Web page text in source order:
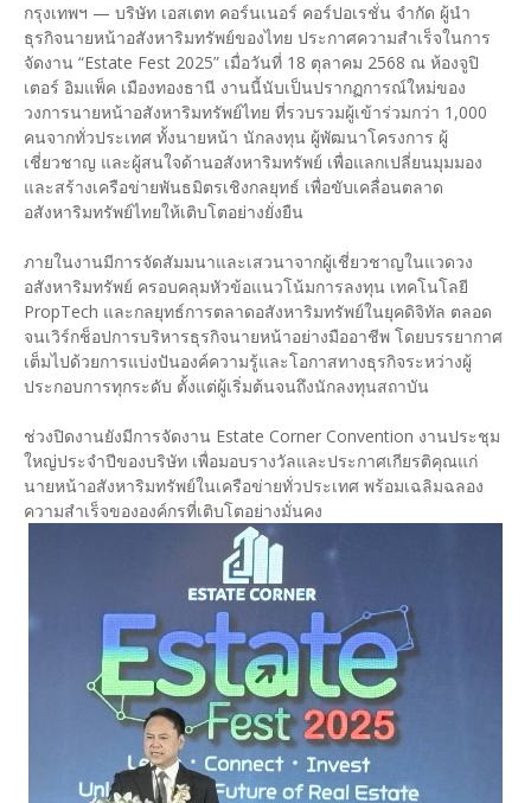
กรุงเทพฯ — บริษัท เอสเตท คอร์นเนอร์ คอร์ปอเรชั่น จำกัด ผู้นำ
ธุรกิจนายหน้าอสังหาริมทรัพย์ของไทย ประกาศความสำเร็จในการ
จัดงาน “Estate Fest 2025” เมื่อวันที่ 18 ตุลาคม 2568 ณ ห้องจูปิ
เตอร์ อิมแพ็ค เมืองทองธานี งานนี้นับเป็นปรากฏการณ์ใหม่ของ
วงการนายหน้าอสังหาริมทรัพย์ไทย ที่รวบรวมผู้เข้าร่วมกว่า 1,000
คนจากทั่วประเทศ ทั้งนายหน้า นักลงทุน ผู้พัฒนาโครงการ ผู้
เชี่ยวชาญ และผู้สนใจด้านอสังหาริมทรัพย์ เพื่อแลกเปลี่ยนมุมมอง
และสร้างเครือข่ายพันธมิตรเชิงกลยุทธ์ เพื่อขับเคลื่อนตลาด
อสังหาริมทรัพย์ไทยให้เติบโตอย่างยั่งยืน
ภายในงานมีการจัดสัมมนาและเสวนาจากผู้เชี่ยวชาญในแวดวง
อสังหาริมทรัพย์ ครอบคลุมหัวข้อแนวโน้มการลงทุน เทคโนโลยี
PropTech และกลยุทธ์การตลาดอสังหาริมทรัพย์ในยุคดิจิทัล ตลอด
จนเวิร์กช็อปการบริหารธุรกิจนายหน้าอย่างมืออาชีพ โดยบรรยากาศ
เต็มไปด้วยการแบ่งปันองค์ความรู้และโอกาสทางธุรกิจระหว่างผู้
ประกอบการทุกระดับ ตั้งแต่ผู้เริ่มต้นจนถึงนักลงทุนสถาบัน
ช่วงปิดงานยังมีการจัดงาน Estate Corner Convention งานประชุม
ใหญ่ประจำปีของบริษัท เพื่อมอบรางวัลและประกาศเกียรติคุณแก่
นายหน้าอสังหาริมทรัพย์ในเครือข่ายทั่วประเทศ พร้อมเฉลิมฉลอง
ความสำเร็จขององค์กรที่เติบโตอย่างมั่นคง